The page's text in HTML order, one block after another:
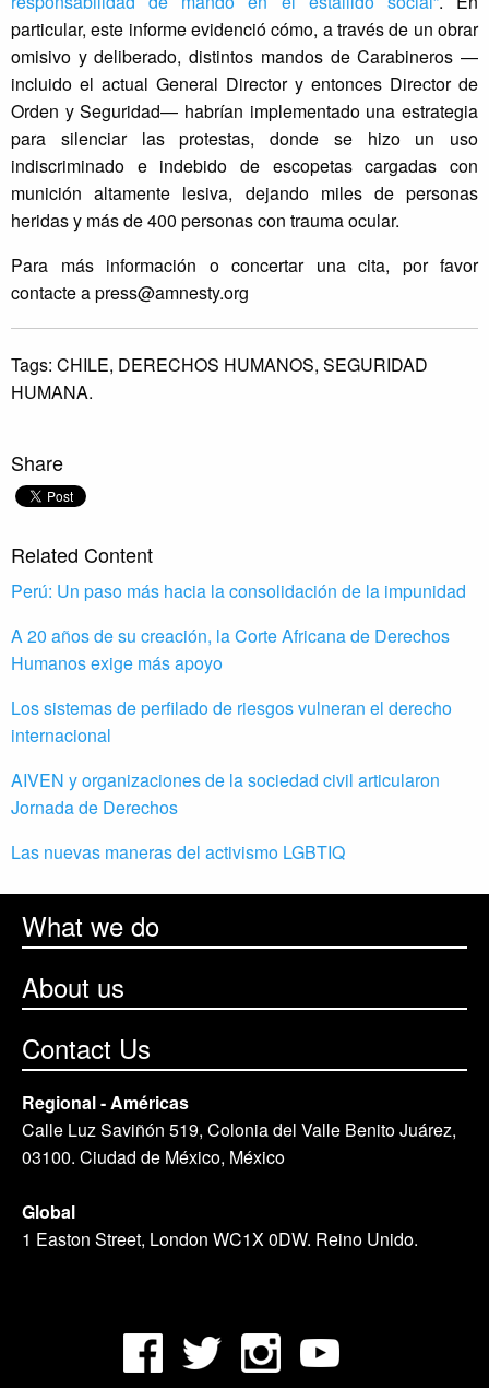
particular, este informe evidenció cómo, a través de un obrar
omisivo y deliberado, distintos mandos de Carabineros —
incluido el actual General Director y entonces Director de
Orden y Seguridad— habrían implementado una estrategia
para silenciar las protestas, donde se hizo un uso
indiscriminado e indebido de escopetas cargadas con
munición altamente lesiva, dejando miles de personas
heridas y más de 400 personas con trauma ocular.
Para más información o concertar una cita, por favor
contacte apress@amnesty.org
Tags: CHILE, DERECHOS HUMANOS, SEGURIDAD
HUMANA.
Share
Related Content
Perú: Un paso más hacia la consolidación de la impunidad
A 20 años de su creación, la Corte Africana de Derechos
Humanos exige más apoyo
Los sistemas de perfilado de riesgos vulneran el derecho
internacional
AIVEN y organizaciones de la sociedad civil articularon
Jornada de Derechos
Las nuevas maneras del activismo LGBTIQ
What we do
About us
Contact Us
Regional - Américas
Calle Luz Saviñón 519, Colonia del Valle Benito Juárez,
03100. Ciudad de México, México
Global
1 Easton Street, London WC1X 0DW. Reino Unido.